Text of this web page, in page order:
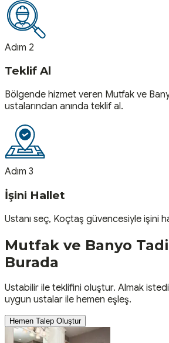
Adım 2
Teklif Al
Bölgende hizmet veren Mutfak ve
ustalarından anında teklif al.
Adım 3
İşini Hallet
Ustanı seç, Koçtaş güvencesiyle işini
Mutfak ve Banyo
Burada
Ustabilir ile teklifini oluştur. Almak
uygun ustalar ile hemen eşleş.
Hemen Talep Oluştur